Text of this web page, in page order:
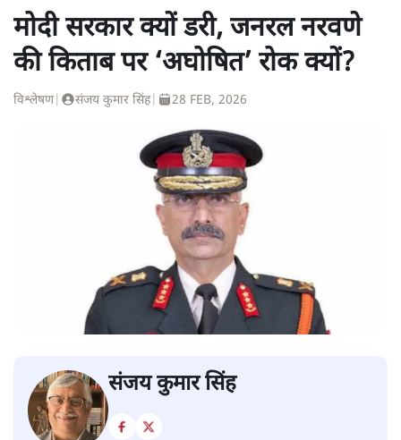
मोदी सरकार क्यों डरी, जनरल नरवणे
की किताब पर ‘अघोषित’ रोक क्यों?
विश्लेषण| संजय कुमार सिंह| 28 FEB, 2026
संजय कुमार सिंह